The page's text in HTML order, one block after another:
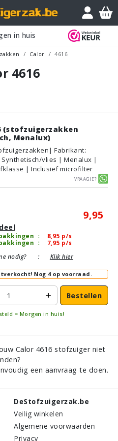
in huis
Calor 4616
4616
(stofzuigerzakken
Menalux)
| Fabrikant:
vlies | Menalux |
| Inclusief microfilter
Vraagje?
9,95
: 8,95 p/s
: 7,95 p/s
nodig?
: Klik hier
Nog 4 op voorraad.
Bestellen
= Morgen in huis!
Calor 4616 stofzuiger niet
een aanvraag te doen.
DeStofzuigerzak.be
Veilig winkelen
Algemene voorwaarden
Privacy